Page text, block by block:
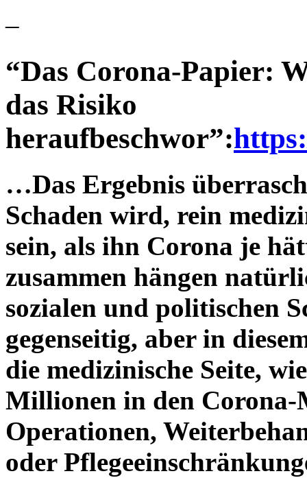
–
“Das Corona-Papier:
das Risiko
heraufbeschwor”:
…Das Ergebnis
Schaden wird, rein
sein, als ihn Corona je
zusammen hängen
sozialen und politischen
gegenseitig, aber in
die medizinische Seite,
Millionen in den
Operationen,
oder